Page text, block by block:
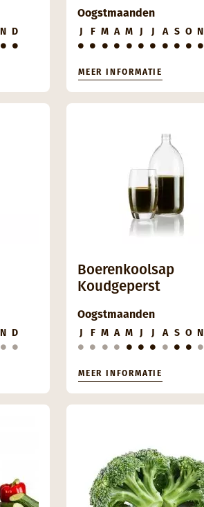
N D
Oogstmaanden
J F M A M J J A S O N
MEER INFORMATIE
N D
Boerenkoolsap
Koudgeperst
Oogstmaanden
J F M A M J J A S O N
MEER INFORMATIE